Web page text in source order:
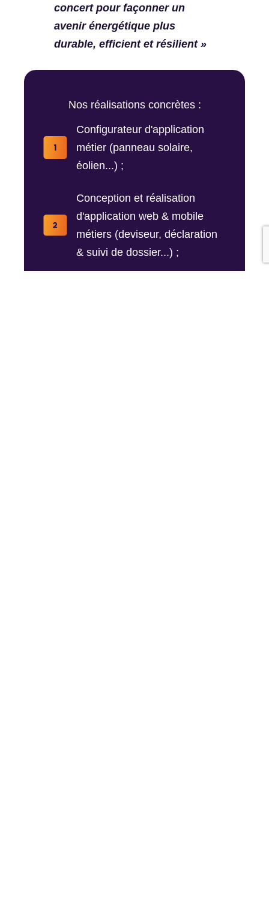
concert pour façonner un
avenir énergétique plus
durable, efficient et résilient »
Nos réalisations concrètes :
Configurateur d'application
métier (panneau solaire,
éolien...) ;
Conception et réalisation
d'application web & mobile
métiers (deviseur, déclaration
& suivi de dossier...) ;